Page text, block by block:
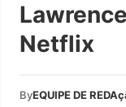
Netflix
ByEQUIPE DE